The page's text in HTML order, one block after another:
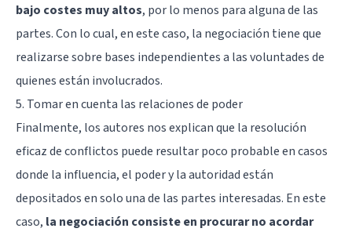
bajo costes muy altos, por lo menos para alguna de las
partes. Con lo cual, en este caso, la negociación tiene que
realizarse sobre bases independientes a las voluntades de
quienes están involucrados.
5. Tomar en cuenta las relaciones de poder
Finalmente, los autores nos explican que la resolución
eficaz de conflictos puede resultar poco probable en casos
donde la influencia, el poder y la autoridad están
depositados en solo una de las partes interesadas. En este
caso, la negociación consiste en procurar no acordar